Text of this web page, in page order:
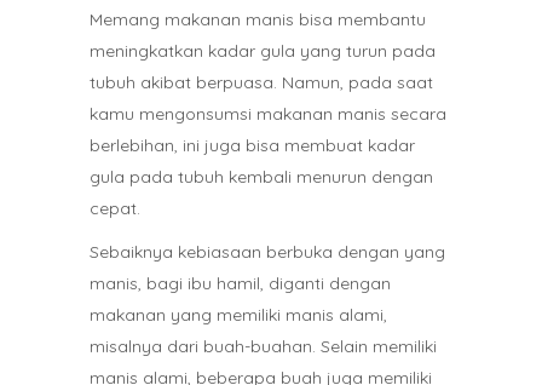
Memang makanan manis bisa membantu
meningkatkan kadar gula yang turun pada
tubuh akibat berpuasa. Namun, pada saat
kamu mengonsumsi makanan manis secara
berlebihan, ini juga bisa membuat kadar
gula pada tubuh kembali menurun dengan
cepat.
Sebaiknya kebiasaan berbuka dengan yang
manis, bagi ibu hamil, diganti dengan
makanan yang memiliki manis alami,
misalnya dari buah-buahan. Selain memiliki
manis alami, beberapa buah juga memiliki